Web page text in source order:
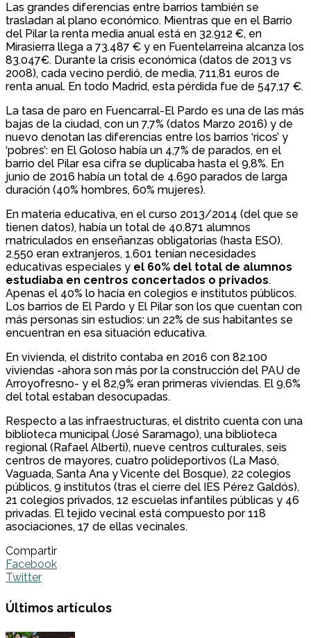
Las grandes diferencias entre barrios también se
trasladan al plano económico. Mientras que en el Barrio
del Pilar la renta media anual está en 32.912 €, en
Mirasierra llega a 73.487 € y en Fuentelarreina alcanza los
83.047€. Durante la crisis económica (datos de 2013 vs
2008), cada vecino perdió, de media, 711,81 euros de
renta anual. En todo Madrid, esta pérdida fue de 547,17 €.
La tasa de paro en Fuencarral-El Pardo es una de las más
bajas de la ciudad, con un 7,7% (datos Marzo 2016) y de
nuevo denotan las diferencias entre los barrios ‘ricos’ y
‘pobres’: en El Goloso había un 4,7% de parados, en el
barrio del Pilar esa cifra se duplicaba hasta el 9,8%. En
junio de 2016 había un total de 4.690 parados de larga
duración (40% hombres, 60% mujeres).
En materia educativa, en el curso 2013/2014 (del que se
tienen datos), había un total de 40.871 alumnos
matriculados en enseñanzas obligatorias (hasta ESO).
2.550 eran extranjeros, 1.601 tenían necesidades
educativas especiales y el 60% del total de alumnos
estudiaba en centros concertados o privados.
Apenas el 40% lo hacía en colegios e institutos públicos.
Los barrios de El Pardo y El Pilar son los que cuentan con
más personas sin estudios: un 22% de sus habitantes se
encuentran en esa situación educativa.
En vivienda, el distrito contaba en 2016 con 82.100
viviendas -ahora son más por la construcción del PAU de
Arroyofresno- y el 82,9% eran primeras viviendas. El 9,6%
del total estaban desocupadas.
Respecto a las infraestructuras, el distrito cuenta con una
biblioteca municipal (José Saramago), una biblioteca
regional (Rafael Alberti), nueve centros culturales, seis
centros de mayores, cuatro polideportivos (La Masó,
Vaguada, Santa Ana y Vicente del Bosque), 22 colegios
públicos, 9 institutos (tras el cierre del IES Pérez Galdós),
21 colegios privados, 12 escuelas infantiles públicas y 46
privadas. El tejido vecinal está compuesto por 118
asociaciones, 17 de ellas vecinales.
Compartir
Facebook
Twitter
Últimos artículos